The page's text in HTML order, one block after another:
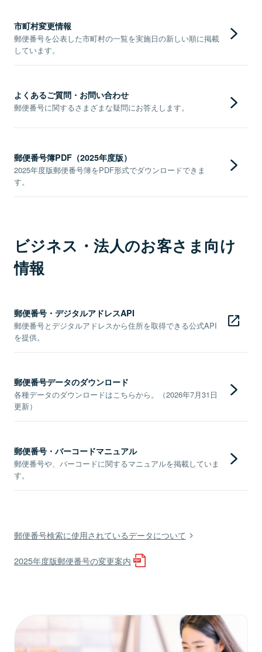
市町村変更情報
郵便番号を公表した市町村の一覧を実施日の新しい順に掲載
しています。
よくあるご質問・お問い合わせ
郵便番号に関するさまざまな疑問にお答えします。
郵便番号簿PDF（2025年度版）
2025年度版郵便番号簿をPDF形式でダウンロードできま
す。
ビジネス・法人のお客さま向け
情報
郵便番号・デジタルアドレスAPI
郵便番号とデジタルアドレスから住所を取得できる公式API
を提供。
郵便番号データのダウンロード
各種データのダウンロードはこちらから。（2026年7月31日
更新）
郵便番号・バーコードマニュアル
郵便番号や、バーコードに関するマニュアルを掲載していま
す。
郵便番号検索に使用されているデータについて
2025年度版郵便番号の変更案内